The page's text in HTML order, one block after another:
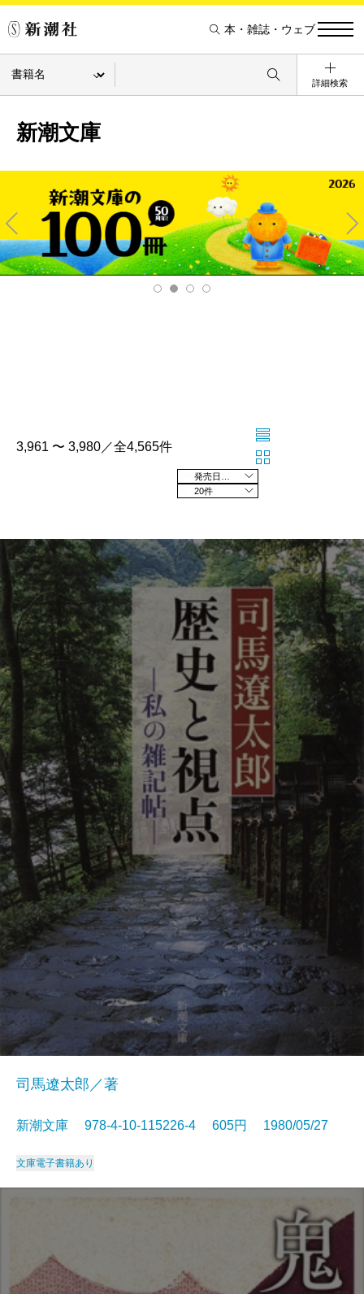
本・雑誌・ウェブ
詳細検索
新潮文庫
Pre
v
Ne
xt
3,961 〜 3,980／全4,565件
20件
司馬遼太郎／著
新潮文庫 978-4-10-115226-4 605円 1980/05/27
文庫電子書籍あり